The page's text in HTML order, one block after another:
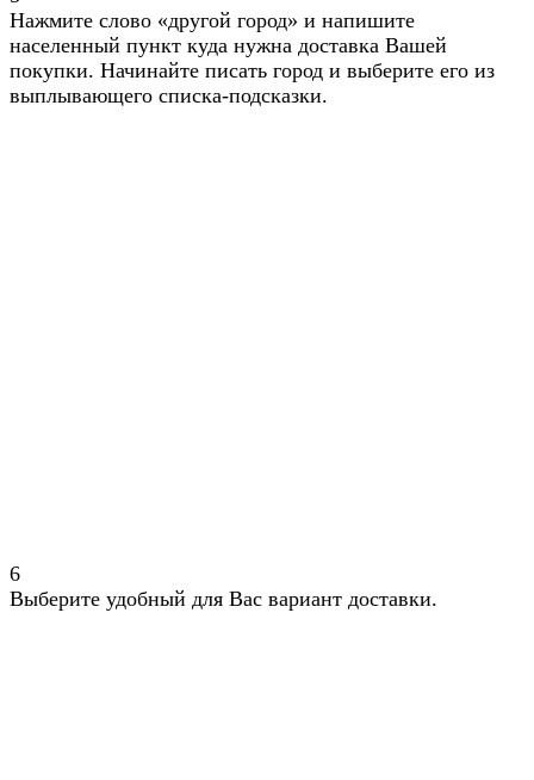
Нажмите слово «другой город» и напишите
населенный пункт куда нужна доставка Вашей
покупки. Начинайте писать город и выберите его из
выплывающего списка-подсказки.
6
Выберите удобный для Вас вариант доставки.